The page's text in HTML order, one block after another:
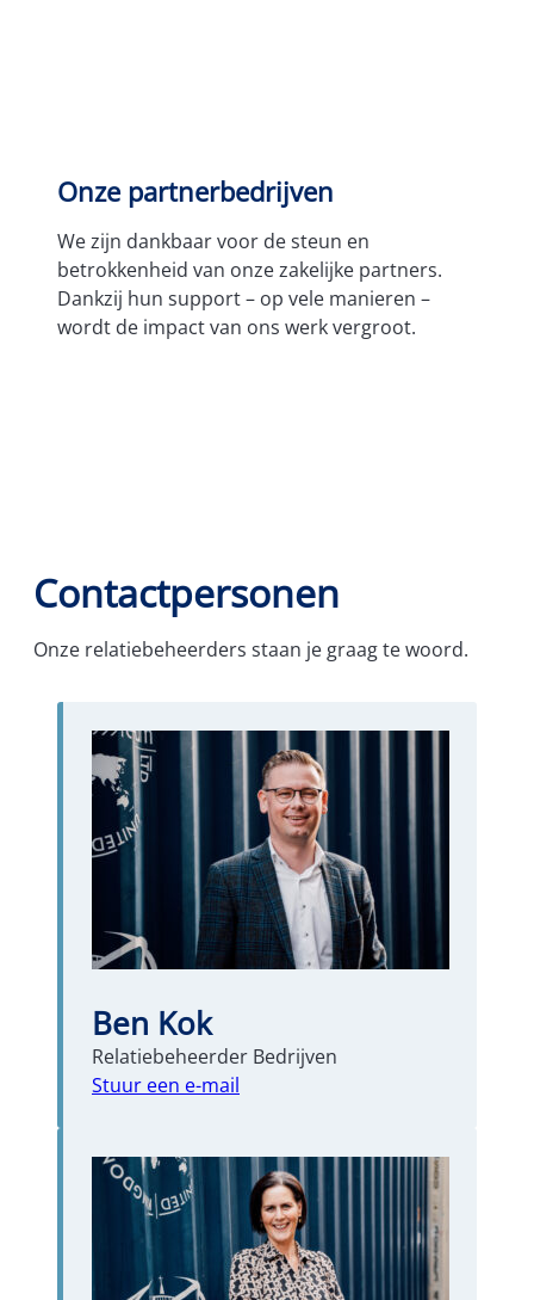
Onze partnerbedrijven
We zijn dankbaar voor de steun en
betrokkenheid van onze zakelijke partners.
Dankzij hun support – op vele manieren –
wordt de impact van ons werk vergroot.
Contactpersonen
Onze relatiebeheerders staan je graag te woord.
Ben Kok
Relatiebeheerder Bedrijven
Stuur een e-mail